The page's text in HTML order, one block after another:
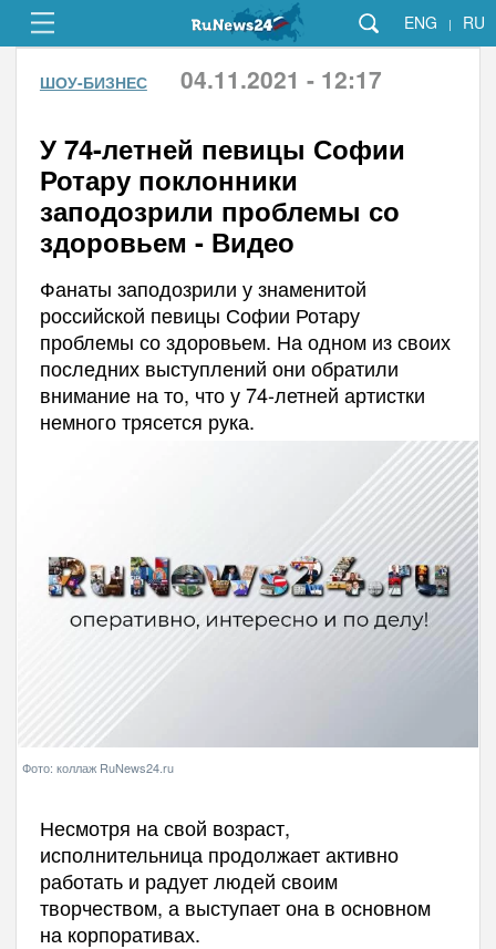
ENG | RU
ШОУ-БИЗНЕС 04.11.2021 - 12:17
У 74-летней певицы Софии
Ротару поклонники
заподозрили проблемы со
здоровьем - Видео
Фанаты заподозрили у знаменитой
российской певицы Софии Ротару
проблемы со здоровьем. На одном из своих
последних выступлений они обратили
внимание на то, что у 74-летней артистки
немного трясется рука.
Фото: коллаж RuNews24.ru
Несмотря на свой возраст,
исполнительница продолжает активно
работать и радует людей своим
творчеством, а выступает она в основном
на корпоративах.